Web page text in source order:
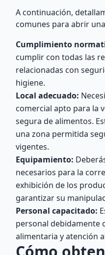
A continuación,
comunes para abrir
Cumplimiento
cumplir con todas las
relacionadas con
higiene.
Local adecuado:
comercial apto para la
segura de alimentos.
una zona permitida
vigentes.
Equipamiento:
necesarios para la
exhibición de los
garantizar su
Personal capacitado:
personal debidamente
alimentaria y atención